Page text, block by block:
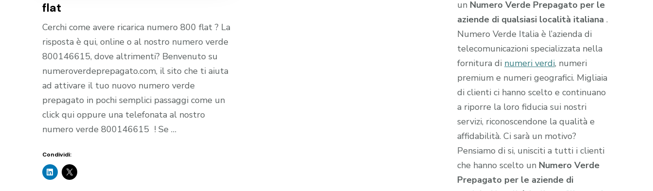
flat
Cerchi come avere ricarica numero 800 flat ? La
risposta è qui, online o al nostro numero verde
800146615, dove altrimenti? Benvenuto su
numeroverdeprepagato.com, il sito che ti aiuta
ad attivare il tuo nuovo numero verde
prepagato in pochi semplici passaggi come un
click qui oppure una telefonata al nostro
numero verde 800146615 ! Se …
Condividi:
un Numero Verde Prepagato per le
aziende di qualsiasi località italiana.
Numero Verde Italia è l’azienda di
telecomunicazioni specializzata nella
fornitura di numeri verdi, numeri
premium e numeri geografici. Migliaia
di clienti ci hanno scelto e continuano
a riporre la loro fiducia sui nostri
servizi, riconoscendone la qualità e
affidabilità. Ci sarà un motivo?
Pensiamo di si, unisciti a tutti i clienti
che hanno scelto un Numero Verde
Prepagato per le aziende di